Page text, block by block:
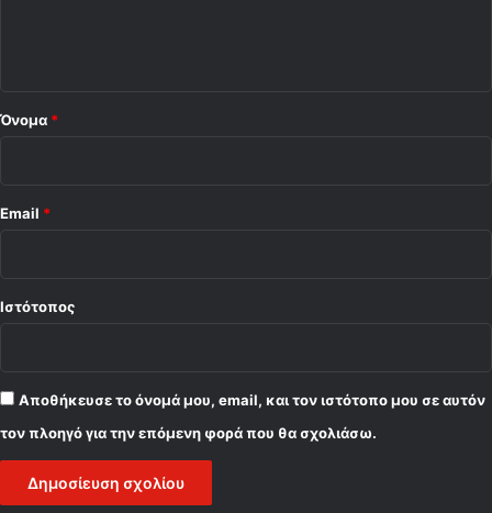
Όνομα *
Email *
Ιστότοπος
Αποθήκευσε το όνομά μου, email, και τον ιστότοπο μου σε αυτόν
τον πλοηγό για την επόμενη φορά που θα σχολιάσω.